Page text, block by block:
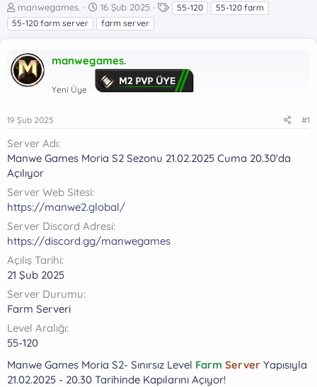
K
o
n
u
y
u
ş
a
t
a
manwegames.
B
a
ş
a
n
g
ı
i
16 Şub 2025
E
t
l
e
55-120
55-120 farm
55-120 farm server
farm server
manwegames.
Yeni Üye
19 Şub 2025 #1
Server Adı
Manwe Games Moria S2 Sezonu 21.02.2025 Cuma 20.30'da
Açılıyor
Server Web Sitesi
https://manwe2.global/
Server Discord Adresi
https://discord.gg/manwegames
Açılış Tarihi
21 Şub 2025
Server Durumu
Farm Serveri
Level Aralığı
55-120
Manwe Games Moria S2- Sınırsız Level Farm Server Yapısıyla
21.02.2025 - 20.30 Tarihinde Kapılarını Açıyor!